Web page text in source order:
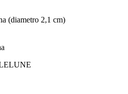
(diametro 2,1 cm)